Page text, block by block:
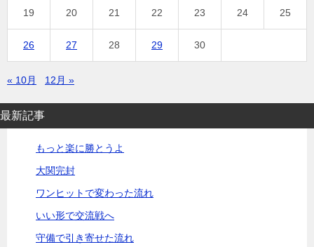
19 20 21 22 23 24 25
26 27 28 29 30
« 10月 12月 »
最新記事
もっと楽に勝とうよ
大関完封
ワンヒットで変わった流れ
いい形で交流戦へ
守備で引き寄せた流れ